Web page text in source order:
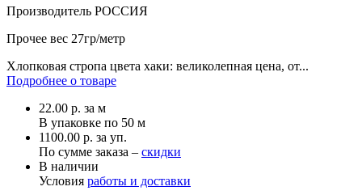
Производитель РОССИЯ
Прочее вес 27гр/метр
Хлопковая стропа цвета хаки: великолепная цена, от...
Подробнее о товаре
22.00 р. за м
В упаковке по 50 м
1100.00 р. за уп.
По сумме заказа – скидки
В наличии
Условия работы и доставки